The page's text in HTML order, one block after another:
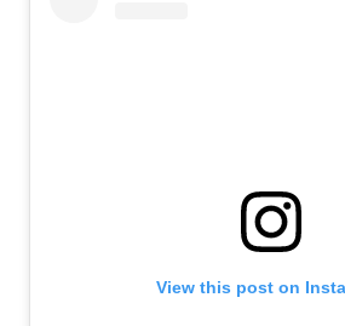
View this post on